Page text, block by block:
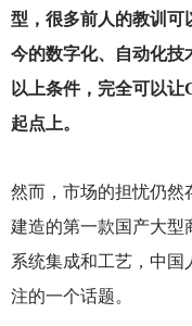
型，很多前人的教训可
今的数字化、自动化技
以上条件，完全可以
起点上。
然而，市场的担忧仍然
建造的第一款国产大型
系统集成和工艺，中国
注的一个话题。